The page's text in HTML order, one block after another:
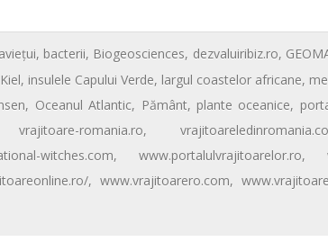
ă
ta
je
az
ă
, bacterii, Biogeosciences, dezvaluiribiz.ro,
, insulele Capului Verde, largul coastelor africane,
, Oceanul Atlantic, Pământ, plante oceanice,
vrajitoare-romania.ro,
witches.com,www.portalulvrajitoarelor.ro,
,www.vrajitoarero.com,